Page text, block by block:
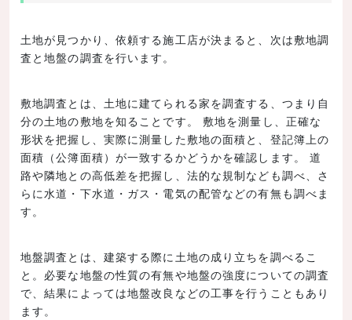
土地が見つかり、依頼する施工店が決まると、次は敷地調
査と地盤の調査を行います。
敷地調査とは、土地に建てられる家を調査する、つまり自
分の土地の敷地を知ることです。 敷地を測量し、正確な
形状を把握し、実際に測量した敷地の面積と、登記簿上の
面積（公簿面積）が一致するかどうかを確認します。 道
路や隣地との高低差を把握し、法的な規制なども調べ、さ
らに水道・下水道・ガス・電気の配管などの有無も調べま
す。
地盤調査とは、建築する際に土地の成り立ちを調べるこ
と。必要な地盤の性質の有無や地盤の強度についての調査
で、結果によっては地盤改良などの工事を行うこともあり
ます。